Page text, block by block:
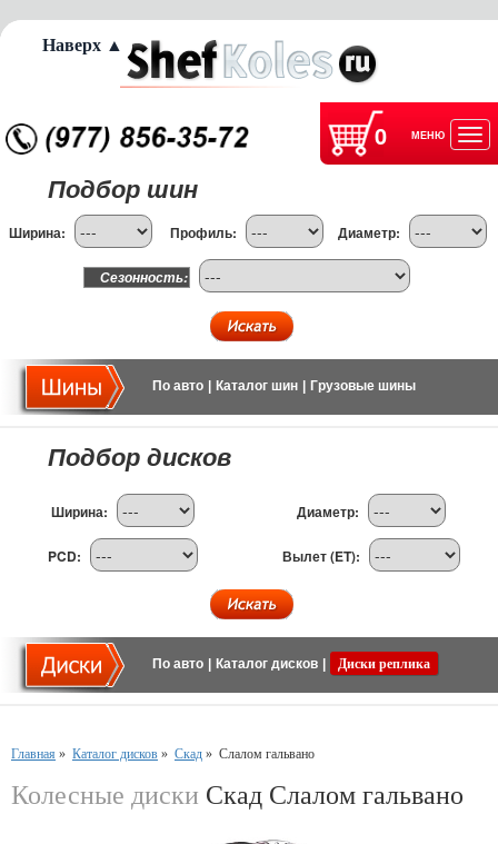
0 МЕНЮ
Подбор шин
Ширина: Профиль: Диаметр:
Сезонность:
По авто Каталог шин Грузовые шины
Подбор дисков
Ширина: Диаметр:
PCD: Вылет (ET):
По авто Каталог дисков Диски реплика
Главная » Каталог дисков » Скад » Слалом гальвано
Колесные диски Скад Слалом гальвано
Наверх ▲